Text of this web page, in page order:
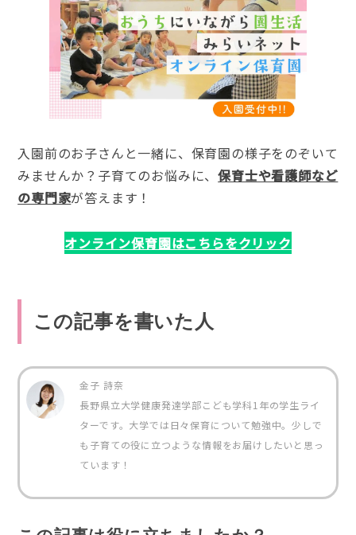
入園前のお子さんと一緒に、保育園の様子をのぞいて
みませんか？子育てのお悩みに、保育士や看護師など
の専門家が答えます！
オンライン保育園はこちらをクリック
この記事を書いた人
金子 詩奈
長野県立大学健康発達学部こども学科1年の学生ライ
ターです。大学では日々保育について勉強中。少しで
も子育ての役に立つような情報をお届けしたいと思っ
ています！